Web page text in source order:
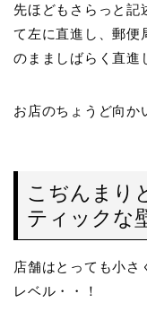
先ほどもさらっと記
て左に直進し、郵便
のまましばらく直進
お店のちょうど向か
こぢんまり
ティックな
店舗はとっても小さ
レベル・・！